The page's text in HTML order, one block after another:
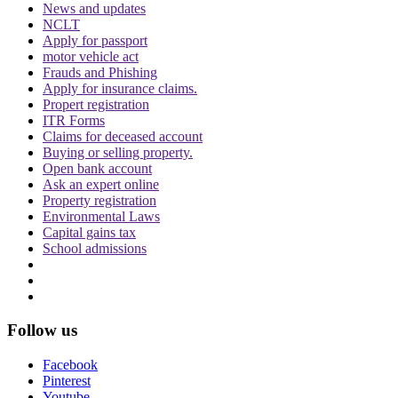
karkardooma Court
Trending in Hindi
CJI पर जूता फेंकने वाले वकील की बढ़ी मुश्किलें, AG
ने 'अवमानना' की कार्यवाही शुरू करने की इजाजत दी
पर्सनैलिटी राइट्स मामले में ऋतिक रोशन को मिली
को ऐसे पोस्ट हटाने होंगे
News and updates
NCLT
Apply for passport
motor vehicle act
Frauds and Phishing
Apply for insurance claims.
Propert registration
ITR Forms
Claims for deceased account
Buying or selling property.
Open bank account
Ask an expert online
Property registration
Environmental Laws
Capital gains tax
School admissions
Follow us
Facebook
Pinterest